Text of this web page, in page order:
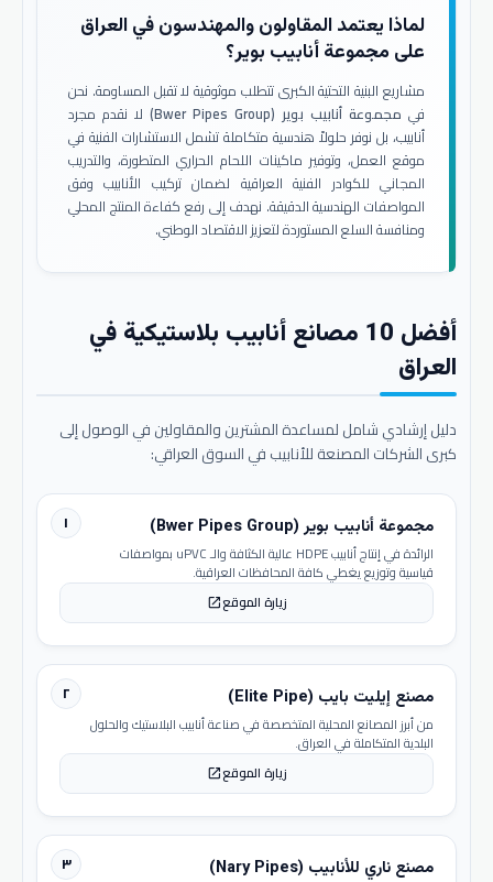
لماذا يعتمد المقاولون والمهندسون في العراق
على مجموعة أنابيب بوير؟
مشاريع البنية التحتية الكبرى تتطلب موثوقية لا تقبل المساومة. نحن
في مجموعة أنابيب بوير (Bwer Pipes Group)
لا نقدم مجرد
أنابيب، بل نوفر حلولاً هندسية متكاملة تشمل الاستشارات الفنية في
موقع العمل، وتوفير ماكينات اللحام الحراري المتطورة، والتدريب
المجاني للكوادر الفنية العراقية لضمان تركيب الأنابيب وفق
المواصفات الهندسية الدقيقة. نهدف إلى رفع كفاءة المنتج المحلي
ومنافسة السلع المستوردة لتعزيز الاقتصاد الوطني.
أفضل 10 مصانع أنابيب بلاستيكية في
العراق
دليل إرشادي شامل لمساعدة المشترين والمقاولين في الوصول إلى
كبرى الشركات المصنعة للأنابيب في السوق العراقي:
١ مجموعة أنابيب بوير (Bwer Pipes Group)
الرائدة في إنتاج أنابيب HDPE عالية الكثافة والـ uPVC بمواصفات
قياسية وتوزيع يغطي كافة المحافظات العراقية.
زيارة الموقعopen_in_new
٢ مصنع إيليت بايب (Elite Pipe)
من أبرز المصانع المحلية المتخصصة في صناعة أنابيب البلاستيك والحلول
البلدية المتكاملة في العراق.
زيارة الموقعopen_in_new
٣ مصنع ناري للأنابيب (Nary Pipes)